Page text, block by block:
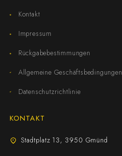
Kontakt
Impressum
Rückgabebestimmungen
Allgemeine Geschäftsbedingungen
Datenschutzrichtlinie
KONTAKT
Stadtplatz 13, 3950 Gmünd